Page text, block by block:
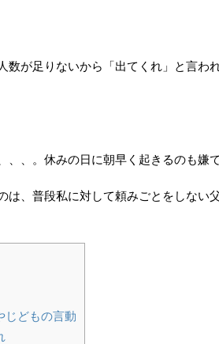
数が足りないから「出てくれ」と言わ
、。休みの日に朝早く起きるのも嫌
は、普段私に対して頼みごとをしない
じどもの言動